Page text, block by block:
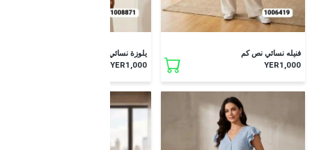
فنيله نسائي نص كم
YER1,000
يلوزة نسائي نص كم
YER1,000